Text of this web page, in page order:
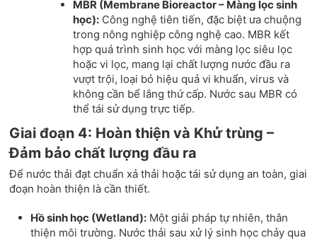
MBR (Membrane Bioreactor – Màng lọc sinh
học): Công nghệ tiên tiến, đặc biệt ưa chuộng
trong nông nghiệp công nghệ cao. MBR kết
hợp quá trình sinh học với màng lọc siêu lọc
hoặc vi lọc, mang lại chất lượng nước đầu ra
vượt trội, loại bỏ hiệu quả vi khuẩn, virus và
không cần bể lắng thứ cấp. Nước sau MBR có
thể tái sử dụng trực tiếp.
Giai đoạn 4: Hoàn thiện và Khử trùng –
Đảm bảo chất lượng đầu ra
Để nước thải đạt chuẩn xả thải hoặc tái sử dụng an toàn, giai
đoạn hoàn thiện là cần thiết.
Hồ sinh học (Wetland): Một giải pháp tự nhiên, thân
thiện môi trường. Nước thải sau xử lý sinh học chảy qua